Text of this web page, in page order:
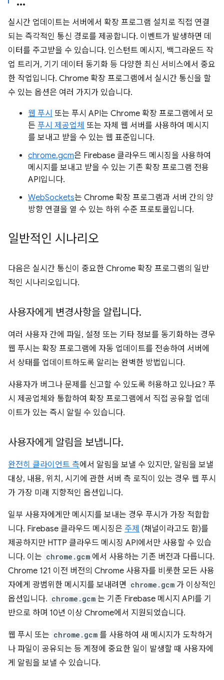
실시간 업데이트는 서버에서 확장 프로그램 설치로 직접 연결
되는 즉각적인 통신 경로를 제공합니다. 이벤트가 발생하면 데
이터를 주고받을 수 있습니다. 인스턴트 메시지, 백그라운드 작
업 트리거, 기기 데이터 동기화 등 다양한 최신 서비스에서 중요
한 작업입니다. Chrome 확장 프로그램에서 실시간 통신을 할
수 있는 옵션은 여러 가지가 있습니다.
웹 푸시 또는 푸시 API는 Chrome 확장 프로그램에서 모
든 푸시 제공업체 또는 자체 웹 서버를 사용하여 메시지
를 보내고 받을 수 있는 웹 표준입니다.
chrome.gcm은 Firebase 클라우드 메시징을 사용하여
메시지를 보내고 받을 수 있는 기존 확장 프로그램 전용
API입니다.
WebSockets는 Chrome 확장 프로그램과 서버 간의 양
방향 연결을 열 수 있는 하위 수준 프로토콜입니다.
일반적인 시나리오
다음은 실시간 통신이 중요한 Chrome 확장 프로그램의 일반
적인 시나리오입니다.
사용자에게 변경사항을 알립니다.
여러 사용자 간에 파일, 설정 또는 기타 정보를 동기화하는 경우
웹 푸시는 확장 프로그램에 자동 업데이트를 전송하여 서버에
서 상태를 업데이트하도록 알리는 완벽한 방법입니다.
사용자가 버그나 문제를 신고할 수 있도록 허용하고 있나요? 푸
시 제공업체와 통합하여 확장 프로그램에서 직접 공유할 업데
이트가 있는 즉시 알릴 수 있습니다.
사용자에게 알림을 보냅니다.
완전히 클라이언트 측에서 알림을 보낼 수 있지만, 알림을 보낼
대상, 내용, 위치, 시기에 관한 서버 측 로직이 있는 경우 웹 푸시
가 가장 미래 지향적인 옵션입니다.
일부 사용자에게만 메시지를 보내는 경우 푸시가 가장 적합합
니다. Firebase 클라우드 메시징은 주제 (채널이라고도 함)를
제공하지만 HTTP 클라우드 메시징 API에서만 사용할 수 있습
니다. 이는 chrome.gcm 에서 사용하는 기존 버전과 다릅니다.
Chrome 121 이전 버전의 Chrome 사용자를 비롯한 모든 사용
자에게 광범위한 메시지를 보내려면 chrome.gcm 가 이상적인
옵션입니다. chrome.gcm 는 기존 Firebase 메시지 API를 기
반으로 하며 10년 이상 Chrome에서 지원되었습니다.
웹 푸시 또는 chrome.gcm 를 사용하여 새 메시지가 도착하거
나 파일이 공유되는 등 계정에 중요한 일이 발생할 때 사용자에
게 알림을 보낼 수 있습니다.